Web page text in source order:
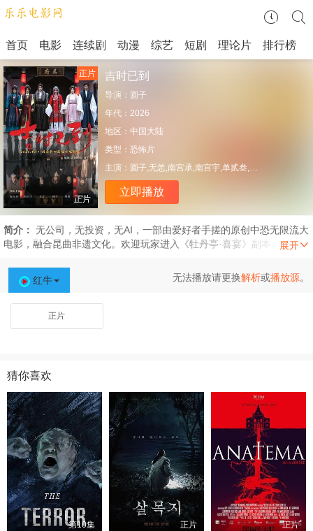
首页 电影 连续剧 动漫 综艺 短剧 理论片 排行榜
正片
正片 吉时已到
导演： 圆子
年代： 2026
地区： 中国大陆
类型： 恐怖片
主演： 圆子,无恙,南宫承,南宫宇,单贰叁,啵啵,灵川,花花,谢居海,吴国庆
立即播放
简介：
电影，融合昆曲非遗文化。欢迎玩家进入《牡丹亭·喜宴》副本。
红牛 无法播放请更换解析或播放源。
正片
猜你喜欢
第10集 正片 正片